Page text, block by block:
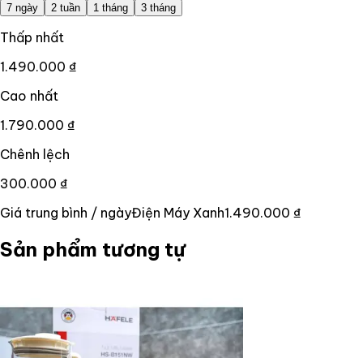
7 ngày 2 tuần 1 tháng 3 tháng
Thấp nhất
1.490.000 ₫
Cao nhất
1.790.000 ₫
Chênh lệch
300.000 ₫
Giá trung bình / ngàyĐiện Máy Xanh1.490.000 ₫
Sản phẩm tương tự